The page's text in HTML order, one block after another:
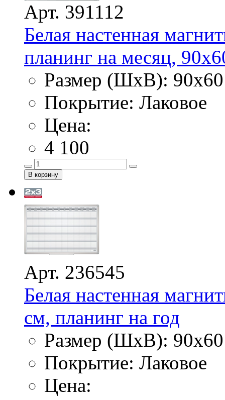
Арт. 391112
Белая настенная
планинг на месяц,
Размер (ШхВ):
Покрытие: Лаковое
Цена:
4 100
Арт. 236545
Белая настенная
см, планинг на год
Размер (ШхВ):
Покрытие: Лаковое
Цена: